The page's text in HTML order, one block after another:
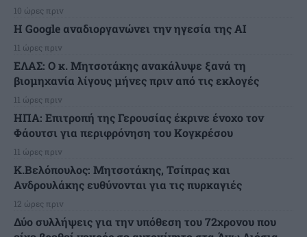
10 ώρες πριν
H Google αναδιοργανώνει την ηγεσία της AI
11 ώρες πριν
ΕΛΑΣ: Ο κ. Μητσοτάκης ανακάλυψε ξανά τη
βιομηχανία λίγους μήνες πριν από τις εκλογές
11 ώρες πριν
ΗΠΑ: Επιτροπή της Γερουσίας έκρινε ένοχο τον
Φάουτσι για περιφρόνηση του Κογκρέσου
11 ώρες πριν
K.Βελόπουλος: Μητσοτάκης, Τσίπρας και
Ανδρουλάκης ευθύνονται για τις πυρκαγιές
12 ώρες πριν
Δύο συλλήψεις για την υπόθεση του 72χρονου που